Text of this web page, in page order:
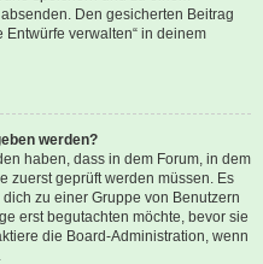
Den gesicherten Beitrag
Entwürfe verwalten“ in deinem
werden?
haben, dass in dem Forum, in dem
zuerst geprüft werden müssen. Es
zu einer Gruppe von Benutzern
erst begutachten möchte, bevor sie
die Board-Administration, wenn